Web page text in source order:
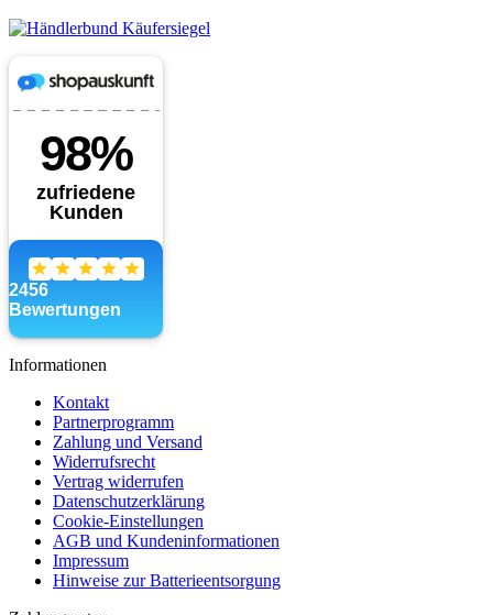
Informationen
Kontakt
Partnerprogramm
Zahlung und Versand
Widerrufsrecht
Vertrag widerrufen
Datenschutzerklärung
Cookie-Einstellungen
AGB und Kundeninformationen
Impressum
Hinweise zur Batterieentsorgung